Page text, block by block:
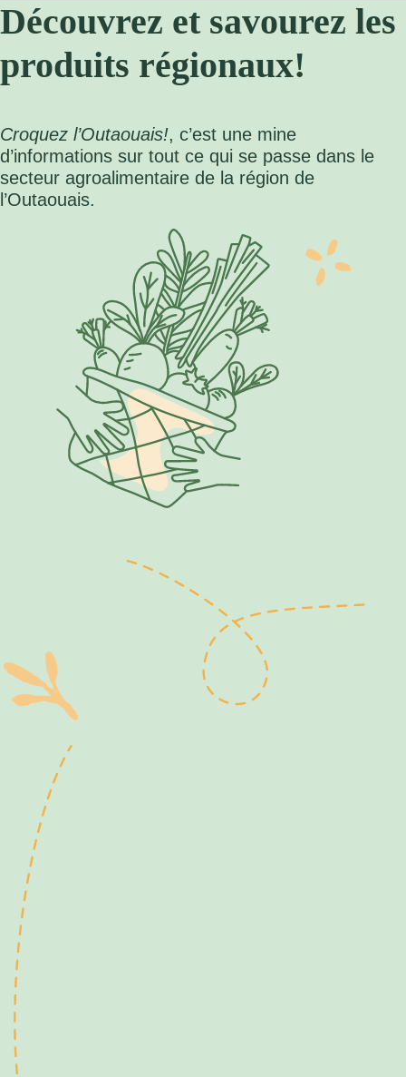
Découvrez et savourez les
produits régionaux!
Croquez l’Outaouais!, c’est une mine
d’informations sur tout ce qui se passe dans le
secteur agroalimentaire de la région de
l’Outaouais.